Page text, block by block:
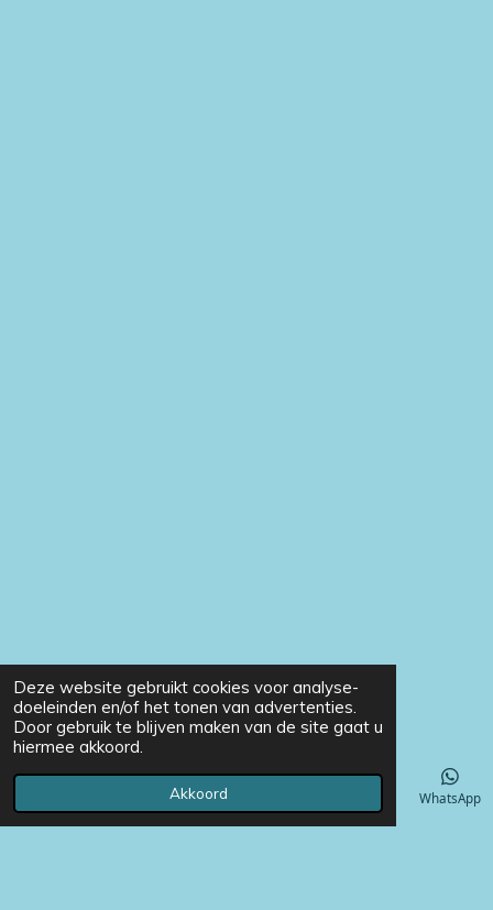
Deze website gebruikt cookies voor analyse-
doeleinden en/of het tonen van advertenties.
Door gebruik te blijven maken van de site gaat u
hiermee akkoord.
Akkoord
Telefoonnummer WhatsApp